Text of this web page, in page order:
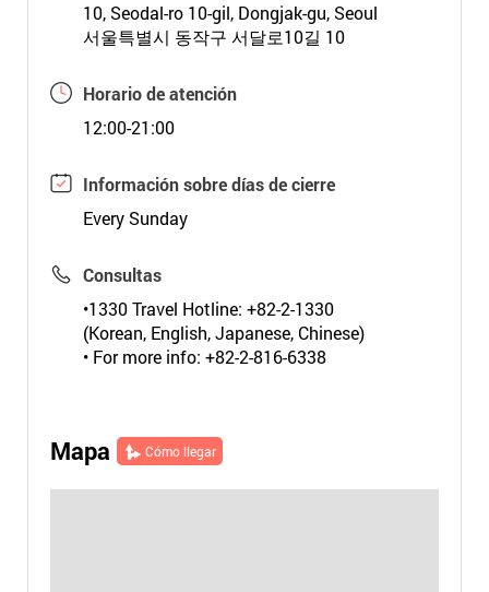
10, Seodal-ro 10-gil, Dongjak-gu, Seoul
서울특별시 동작구 서달로10길 10
Horario de atención
12:00-21:00
Información sobre días de cierre
Every Sunday
Consultas
•1330 Travel Hotline: +82-2-1330
(Korean, English, Japanese, Chinese)
• For more info: +82-2-816-6338
Mapa Cómo llegar